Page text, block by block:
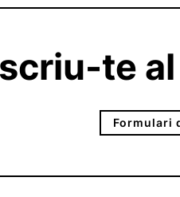
te
Formulari